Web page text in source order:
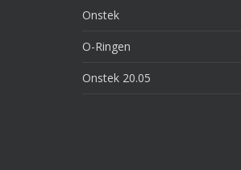
Onstek
O-Ringen
Onstek 20.05